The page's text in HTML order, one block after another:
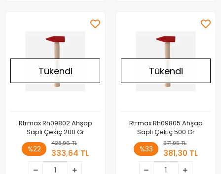
Tükendi
Rtrmax Rh09802 Ahşap
Saplı Çekiç 200 Gr
%22
428,96 TL
333,64 TL
Tükendi
Rtrmax Rh09805 Ahşap
Saplı Çekiç 500 Gr
%33
571,95 TL
381,30 TL